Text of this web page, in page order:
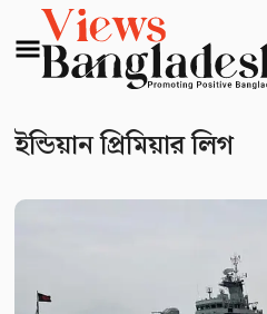
ইন্ডিয়ান প্রিমিয়ার লিগ